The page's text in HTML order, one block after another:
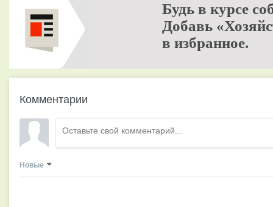
Будь в курсе
Добавь
в избранное.
Комментарии
Новые